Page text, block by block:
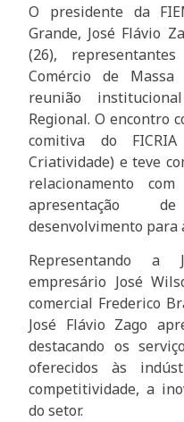
O presidente da
Grande, José Flávio
(26),
Comércio de
reunião
Regional. O encontro
comitiva do
Criatividade) e teve
relacionamento
apresentação
desenvolvimento para
Representando a
empresário José
comercial Frederico
José Flávio Zago
destacando os
oferecidos às
competitividade, a
do setor.